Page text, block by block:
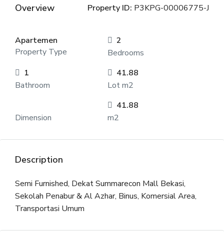
Overview Property ID: P3KPG-00006775-J
Apartemen
Property Type
2
Bedrooms
1
Bathroom
41.88
Lot m2
Dimension
41.88
m2
Description
Semi Furnished, Dekat Summarecon Mall Bekasi,
Sekolah Penabur & Al Azhar, Binus, Komersial Area,
Transportasi Umum